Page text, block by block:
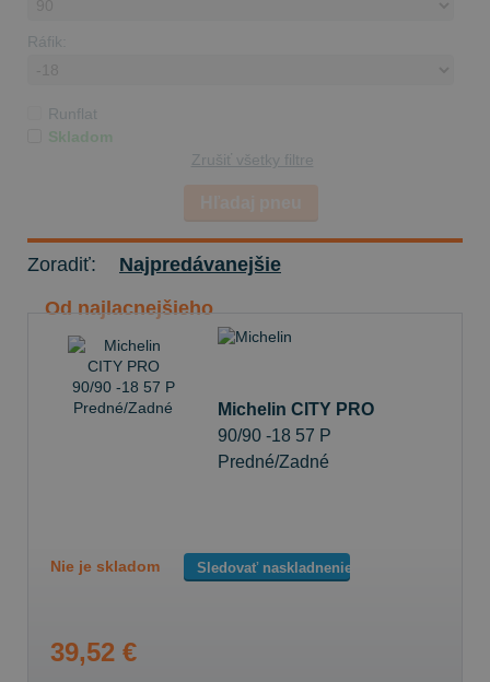
Ráfik:
Runflat
Skladom
Zrušiť všetky filtre
Zoradiť:
Najpredávanejšie
Od najlacnejšieho
Michelin CITY PRO
90/90 -18 57 P
Predné/Zadné
Nie je skladom Sledovať naskladnenie
39,52 €